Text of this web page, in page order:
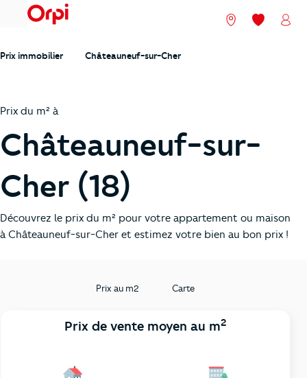
menu Nos agences
Mes
Prix immobilier Châteauneuf-sur-Cher
Prix du m² à
Châteauneuf-sur-
Cher (18)
Découvrez le prix du m² pour votre appartement ou maison
à Châteauneuf-sur-Cher et estimez votre bien au bon prix !
Prix au m2 Carte
Prix de vente moyen au m2